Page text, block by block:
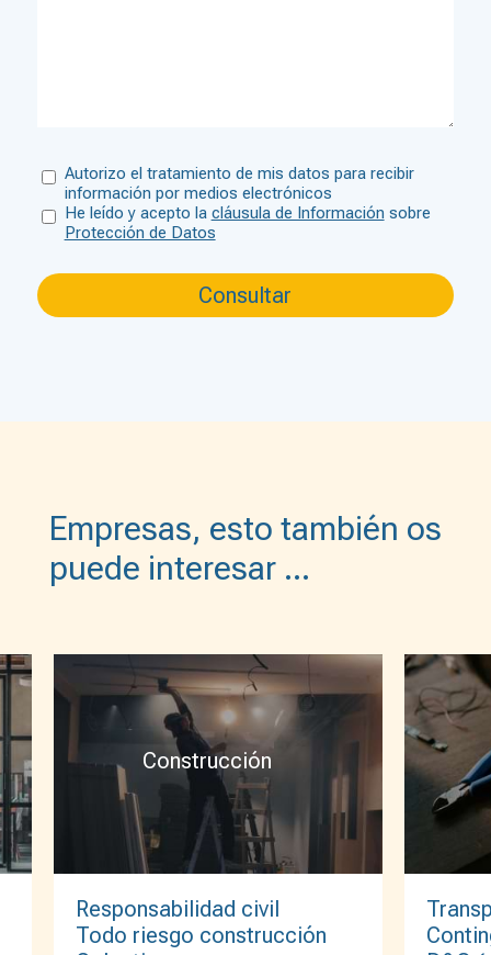
Autorizo el tratamiento de mis datos para recibir
información por medios electrónicos
He leído y acepto la cláusula de Información sobre
Protección de Datos
Empresas, esto también os
puede interesar …
Construcción
Responsabilidad civil
Todo riesgo construcción